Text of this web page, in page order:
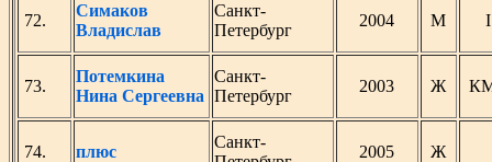
72.
Симаков
Владислав
Санкт-
Петербург
2004 М I
73.
Потемкина
Нина Сергеевна
Санкт-
Петербург
2003 Ж
74. плюс
Санкт-
2005 Ж